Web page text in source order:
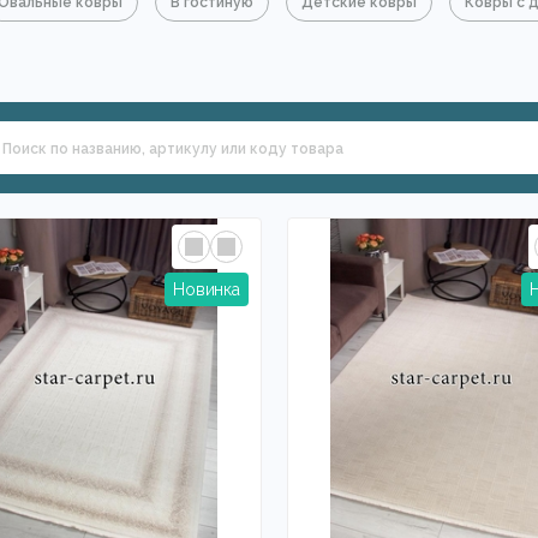
На кухню Для зала Круглые ковры
Китайские Красные ковры Синие
Шкуры коровы на пол Из полиэстера
Оранжевые ковры Из Польши Для
Элитные ковры
ковры Полушерстяные
Ковры на стену